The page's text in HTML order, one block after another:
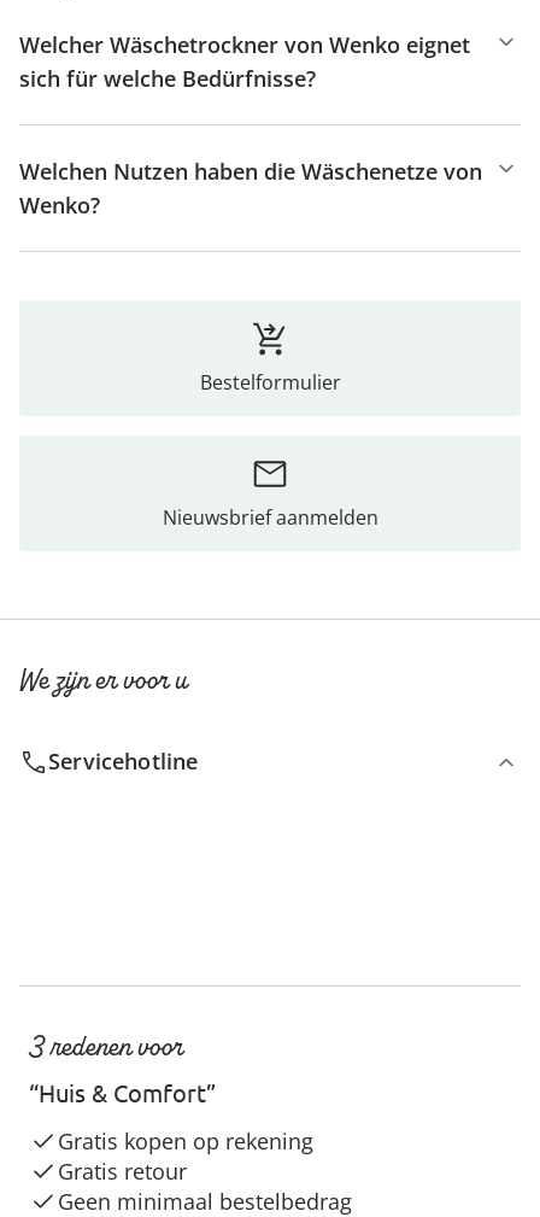
Welcher Wäschetrockner von Wenko eignet
sich für welche Bedürfnisse?
Welchen Nutzen haben die Wäschenetze von
Wenko?
Bestelformulier
Nieuwsbrief aanmelden
We zijn er voor u
Servicehotline
3 redenen voor
“Huis & Comfort”
Gratis kopen op rekening
Gratis retour
Geen minimaal bestelbedrag